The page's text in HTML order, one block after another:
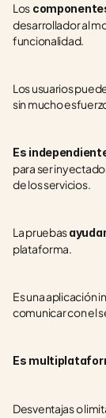
Los
desarrollador al
funcionalidad.
Los usuarios
sin mucho
Es
para ser
de los servicios.
La pruebas
plataforma.
Es una aplicación
comunicar con el
Es
Desventajas o